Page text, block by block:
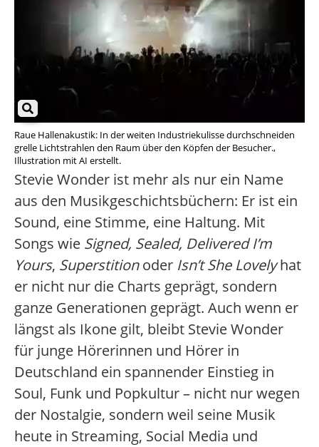
Raue Hallenakustik: In der weiten Industriekulisse durchschneiden
grelle Lichtstrahlen den Raum über den Köpfen der Besucher.,
Illustration mit AI erstellt.
Stevie Wonder ist mehr als nur ein Name
aus den Musikgeschichtsbüchern: Er ist ein
Sound, eine Stimme, eine Haltung. Mit
Songs wie Signed, Sealed, Delivered I’m
Yours, Superstitionoder Isn’t She Lovelyhat
er nicht nur die Charts geprägt, sondern
ganze Generationen geprägt. Auch wenn er
längst als Ikone gilt, bleibt Stevie Wonder
für junge Hörerinnen und Hörer in
Deutschland ein spannender Einstieg in
Soul, Funk und Popkultur – nicht nur wegen
der Nostalgie, sondern weil seine Musik
heute in Streaming, Social Media und